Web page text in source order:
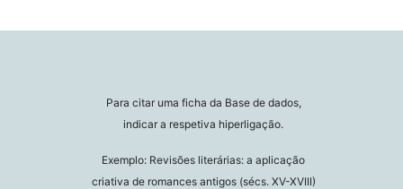
Para citar uma ficha da Base de dados,
indicar a respetiva hiperligação.
Exemplo: Revisões literárias: a aplicação
criativa de romances antigos (sécs. XV-XVIII)